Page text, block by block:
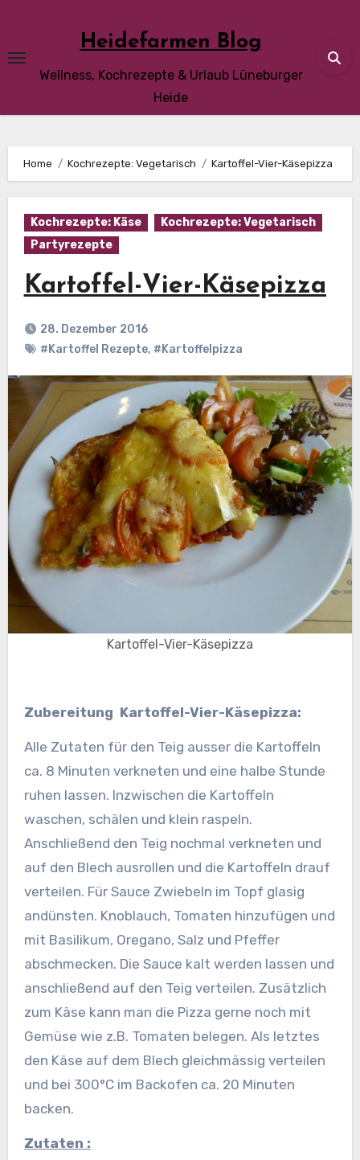
content
Heidefarmen Blog
Wellness, Kochrezepte & Urlaub Lüneburger
Heide
Home Kochrezepte: Vegetarisch Kartoffel-Vier-Käsepizza
Kochrezepte: Käse
Kochrezepte: Vegetarisch
Partyrezepte
Kartoffel-Vier-Käsepizza
28. Dezember 2016
#Kartoffel Rezepte, #Kartoffelpizza
Kartoffel-Vier-Käsepizza
Zubereitung Kartoffel-Vier-Käsepizza:
Alle Zutaten für den Teig ausser die Kartoffeln
ca. 8 Minuten verkneten und eine halbe Stunde
ruhen lassen. Inzwischen die Kartoffeln
waschen, schälen und klein raspeln.
Anschließend den Teig nochmal verkneten und
auf den Blech ausrollen und die Kartoffeln drauf
verteilen. Für Sauce Zwiebeln im Topf glasig
andünsten. Knoblauch, Tomaten hinzufügen und
mit Basilikum, Oregano, Salz und Pfeffer
abschmecken. Die Sauce kalt werden lassen und
anschließend auf den Teig verteilen. Zusätzlich
zum Käse kann man die Pizza gerne noch mit
Gemüse wie z.B. Tomaten belegen. Als letztes
den Käse auf dem Blech gleichmässig verteilen
und bei 300°C im Backofen ca. 20 Minuten
backen.
Zutaten :